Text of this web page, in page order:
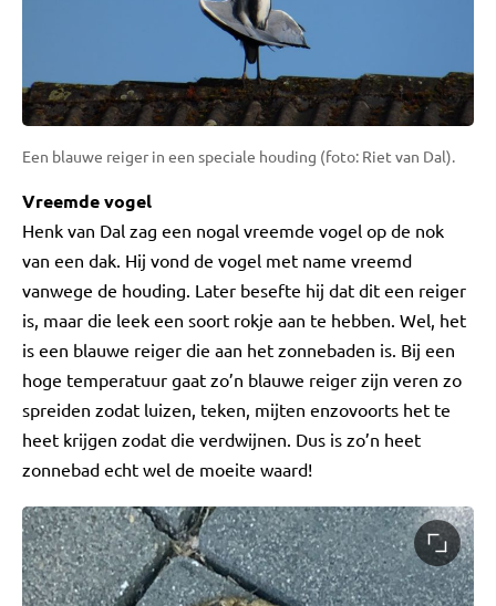
Een blauwe reiger in een speciale houding (foto: Riet van Dal).
Vreemde vogel
Henk van Dal zag een nogal vreemde vogel op de nok
van een dak. Hij vond de vogel met name vreemd
vanwege de houding. Later besefte hij dat dit een reiger
is, maar die leek een soort rokje aan te hebben. Wel, het
is een blauwe reiger die aan het zonnebaden is. Bij een
hoge temperatuur gaat zo’n blauwe reiger zijn veren zo
spreiden zodat luizen, teken, mijten enzovoorts het te
heet krijgen zodat die verdwijnen. Dus is zo’n heet
zonnebad echt wel de moeite waard!